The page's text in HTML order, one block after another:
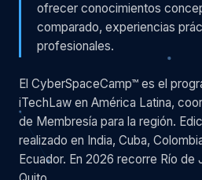
ofrecer conocimientos
comparado, experiencias
profesionales.
El CyberSpaceCamp™ es el
iTechLaw en América Latina,
de Membresía para la región.
realizado en India, Cuba,
Ecuador. En 2026 recorre Río